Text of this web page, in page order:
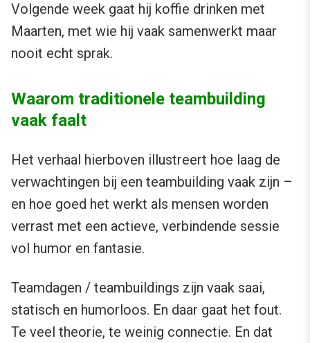
Volgende week gaat hij koffie drinken met
Maarten, met wie hij vaak samenwerkt maar
nooit echt sprak.
Waarom traditionele teambuilding
vaak faalt
Het verhaal hierboven illustreert hoe laag de
verwachtingen bij een teambuilding vaak zijn –
en hoe goed het werkt als mensen worden
verrast met een actieve, verbindende sessie
vol humor en fantasie.
Teamdagen / teambuildings zijn vaak saai,
statisch en humorloos. En daar gaat het fout.
Te veel theorie, te weinig connectie. En dat